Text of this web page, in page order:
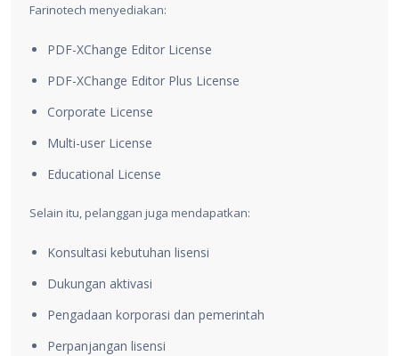
Farinotech menyediakan:
PDF-XChange Editor License
PDF-XChange Editor Plus License
Corporate License
Multi-user License
Educational License
Selain itu, pelanggan juga mendapatkan:
Konsultasi kebutuhan lisensi
Dukungan aktivasi
Pengadaan korporasi dan pemerintah
Perpanjangan lisensi